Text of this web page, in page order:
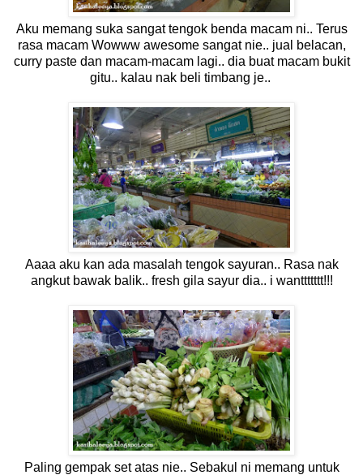
Aku memang suka sangat tengok benda macam ni.. Terus
rasa macam Wowww awesome sangat nie.. jual belacan,
curry paste dan macam-macam lagi.. dia buat macam bukit
gitu.. kalau nak beli timbang je..
Aaaa aku kan ada masalah tengok sayuran.. Rasa nak
angkut bawak balik.. fresh gila sayur dia.. i wanttttttt!!!
Paling gempak set atas nie.. Sebakul ni memang untuk